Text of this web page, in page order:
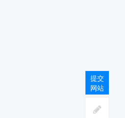
提交
网站